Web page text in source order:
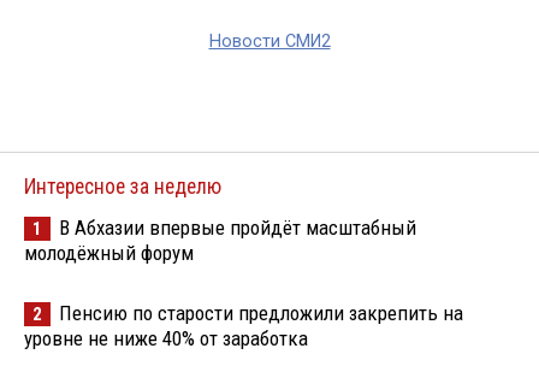
Новости СМИ2
Интересное за неделю
1
В Абхазии впервые пройдёт масштабный
молодёжный форум
2
Пенсию по старости предложили закрепить на
уровне не ниже 40% от заработка